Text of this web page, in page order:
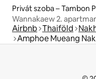
Privát szoba – Tambon
Wannakaew 2.
Airbnb Thaiföld
Amphoe Mueang